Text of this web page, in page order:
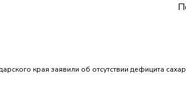
края заявили об отсутствии дефицита